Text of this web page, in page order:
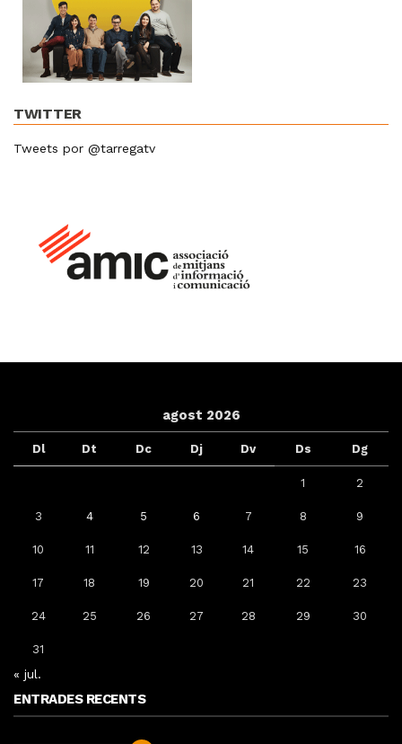
TWITTER
Tweets por @tarregatv
agost 2026
Dl Dt Dc Dj Dv Ds Dg
1 2
3 4 5 6 7 8 9
10 11 12 13 14 15 16
17 18 19 20 21 22 23
24 25 26 27 28 29 30
31
« jul.
ENTRADES RECENTS